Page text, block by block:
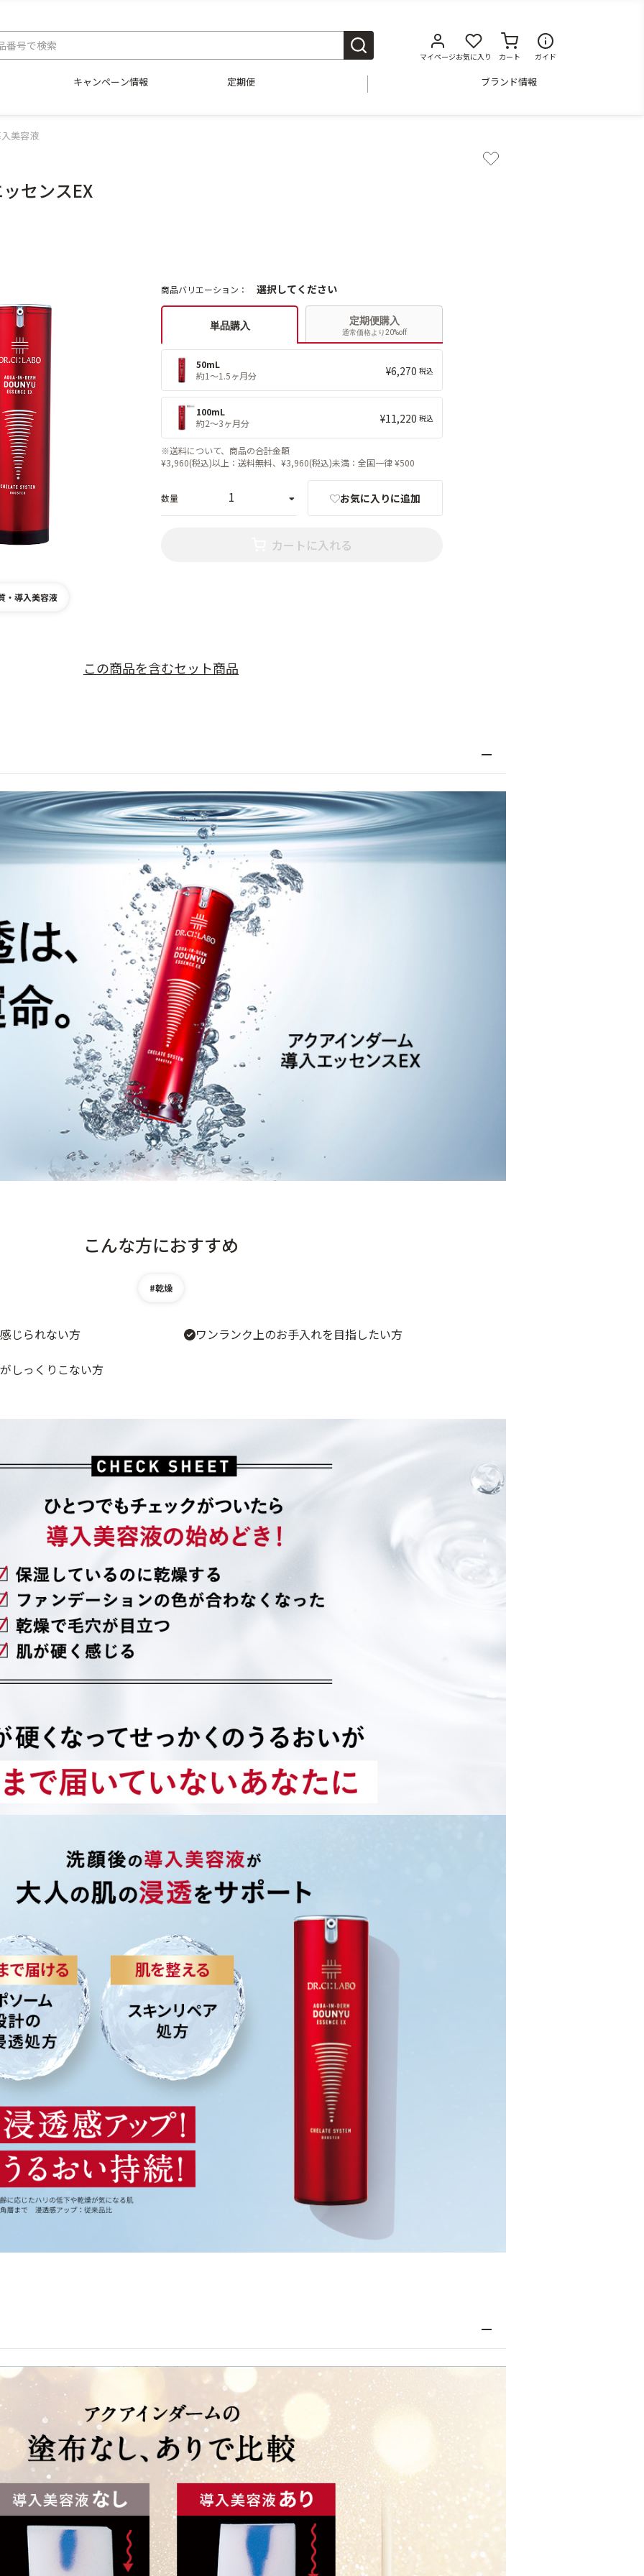
マイページお気に入り カート ガイド
キャンペーン情報 定期便 ブランド情報
美容液
センスEX
・導入美容液
商品バリエーション： 選択してください
単品購入 定期便購入
通常価格より20%off
50mL
約1〜1.5ヶ月分
6,270
100mL
約2〜3ヶ月分
11,220
※送料について、商品の合計金額
¥3,960(税込)以上：送料無料、¥3,960(税込)未満：全国一律 ¥500
数量 お気に入りに追加
カートに入れる
この商品を含むセット商品​
こんな方におすすめ
#乾燥
じられない方 ワンランク上のお手入れを目指したい方
しっくりこない方